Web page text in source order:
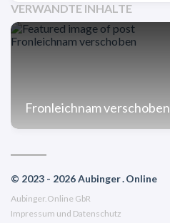
VERWANDTE INHALTE
Fronleichnam verschoben
© 2023 - 2026 Aubinger . Online
Aubinger.Online GbR
Impressum und Datenschutz